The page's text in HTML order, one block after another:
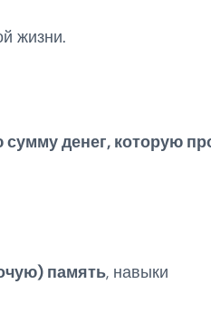
жизни.
денег, которую
память, навыки